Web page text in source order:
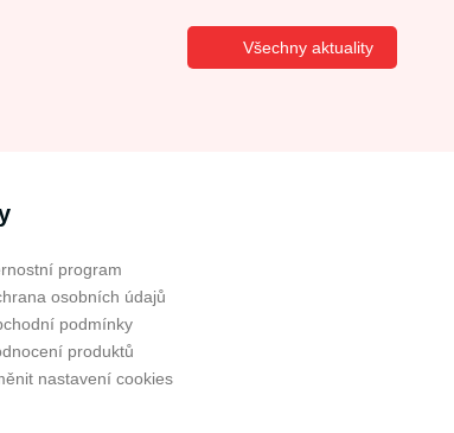
Všechny aktuality
program
osobních údajů
podmínky
produktů
nastavení cookies